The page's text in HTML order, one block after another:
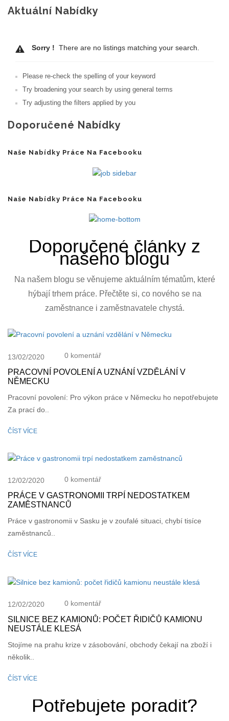
Aktuální Nabídky
Sorry ! There are no listings matching your search.
Please re-check the spelling of your keyword
Try broadening your search by using general terms
Try adjusting the filters applied by you
Doporučené Nabídky
Naše Nabídky Práce Na Facebooku
Naše Nabídky Práce Na Facebooku
Doporučené články z
našeho blogu
Na našem blogu se věnujeme aktuálním tématům, které
hýbají trhem práce. Přečtěte si, co nového se na
zaměstnance i zaměstnavatele chystá.
13/02/2020 0 komentář
PRACOVNÍ POVOLENÍ A UZNÁNÍ VZDĚLÁNÍ V
NĚMECKU
Pracovní povolení: Pro výkon práce v Německu ho nepotřebujete
Za prací do..
ČÍST VÍCE
12/02/2020 0 komentář
PRÁCE V GASTRONOMII TRPÍ NEDOSTATKEM
ZAMĚSTNANCŮ
Práce v gastronomii v Sasku je v zoufalé situaci, chybí tisíce
zaměstnanců..
ČÍST VÍCE
12/02/2020 0 komentář
SILNICE BEZ KAMIONŮ: POČET ŘIDIČŮ KAMIONU
NEUSTÁLE KLESÁ
Stojíme na prahu krize v zásobování, obchody čekají na zboží i
několik..
ČÍST VÍCE
Potřebujete poradit?